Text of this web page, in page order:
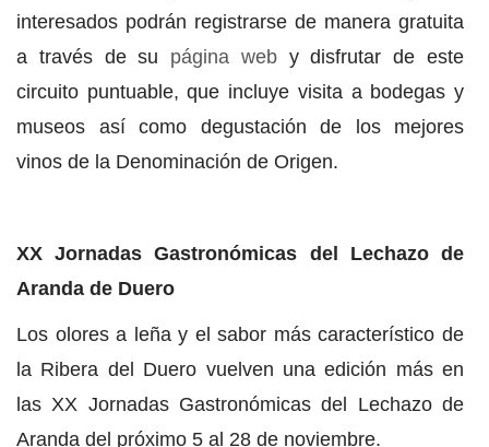
interesados podrán registrarse de manera gratuita
a través de su página web y disfrutar de este
circuito puntuable, que incluye visita a bodegas y
museos así como degustación de los mejores
vinos de la Denominación de Origen.
XX Jornadas Gastronómicas del Lechazo de
Aranda de Duero
Los olores a leña y el sabor más característico de
la Ribera del Duero vuelven una edición más en
las XX Jornadas Gastronómicas del Lechazo de
Aranda del próximo 5 al 28 de noviembre.